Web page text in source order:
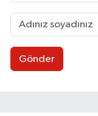
Gönder